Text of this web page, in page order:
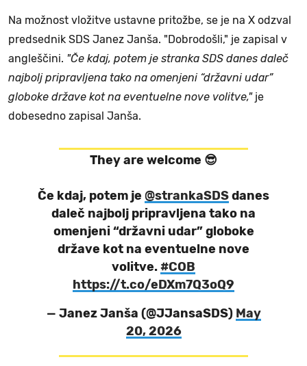
Na možnost vložitve ustavne pritožbe, se je na X odzval
predsednik SDS Janez Janša. "Dobrodošli," je zapisal v
angleščini. "Če kdaj, potem je stranka SDS danes daleč
najbolj pripravljena tako na omenjeni “državni udar”
globoke države kot na eventuelne nove volitve,"je
dobesedno zapisal Janša.
They are welcome 😎
Če kdaj, potem je @strankaSDSdanes
daleč najbolj pripravljena tako na
omenjeni “državni udar” globoke
države kot na eventuelne nove
volitve.#COB
https://t.co/eDXm7Q3oQ9
— Janez Janša (@JJansaSDS) May
20, 2026